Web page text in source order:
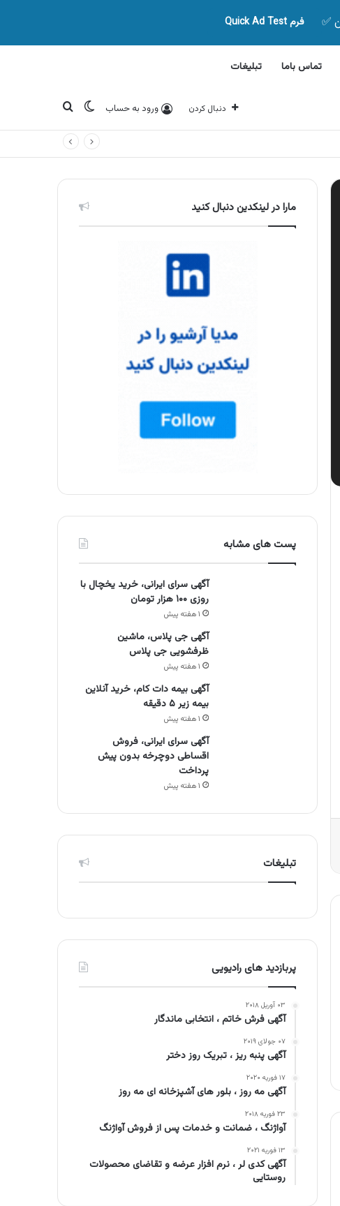
فرم Quick Ad Test
تماس باما تبلیغات
دنبال کردن ورود به حساب تغییر پوسته
جستجو برای
مارا در لینکدین دنبال کنید
پست های مشابه
آگهی سرای ایرانی، خرید یخچال با
روزی ۱۰۰ هزار تومان
۱ هفته پیش
آگهی جی پلاس، ماشین
ظرفشویی جی پلاس
۱ هفته پیش
آگهی بیمه دات کام، خرید آنلاین
بیمه زیر ۵ دقیقه
۱ هفته پیش
آگهی سرای ایرانی، فروش
اقساطی دوچرخه بدون پیش
پرداخت
۱ هفته پیش
تبلیغات
پربازدید های رادیویی
۰۳ آوریل ۲۰۱۸
آگهی فرش خاتم ، انتخابی ماندگار
۰۷ جولای ۲۰۱۹
آگهی پنبه ریز ، تبریک روز دختر
۱۷ فوریه ۲۰۲۰
آگهی مه روز ، بلور های آشپزخانه ای مه روز
۲۳ فوریه ۲۰۱۸
آواژنگ ، ضمانت و خدمات پس از فروش آواژنگ
۱۳ فوریه ۲۰۲۱
آگهی کدی لر ، نرم افزار عرضه و تقاضای محصولات
روستایی